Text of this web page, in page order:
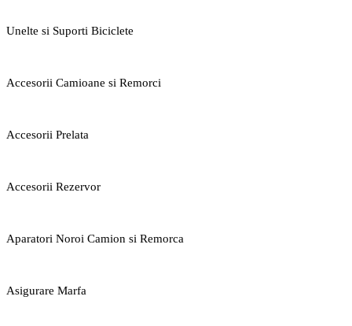
Unelte si Suporti Biciclete
Accesorii Camioane si Remorci
Accesorii Prelata
Accesorii Rezervor
Aparatori Noroi Camion si Remorca
Asigurare Marfa